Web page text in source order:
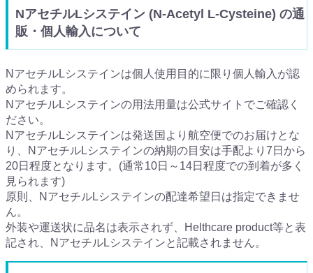
NアセチルLシステイン (N-Acetyl L-Cysteine) の通
販・個人輸入について
NアセチルLシステインは個人使用目的に限り個人輸入が認
められます。
NアセチルLシステインの用法用量は公式サイトでご確認く
ださい。
NアセチルLシステインは発送国より航空便でのお届けとな
り、NアセチルLシステインの納期の目安は手配より7日から
20日程度となります。(通常10日～14日程度での到着が多く
見られます)
原則、NアセチルLシステインの配達希望日は指定できませ
ん。
外装や運送状に品名は表示されず、Helthcare product等と表
記され、NアセチルLシステインと記載されません。